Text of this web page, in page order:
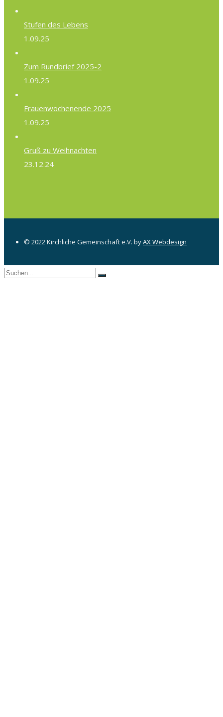
Stufen des Lebens
1.09.25
Zum Rundbrief 2025-2
1.09.25
Frauenwochenende 2025
1.09.25
Gruß zu Weihnachten
23.12.24
© 2022 Kirchliche Gemeinschaft e.V. byAX Webdesign